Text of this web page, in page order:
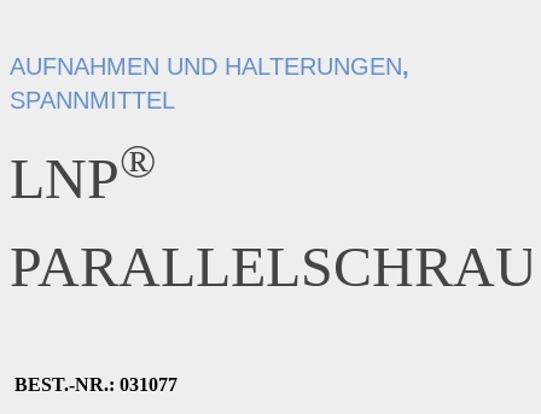
AUFNAHMEN UND HALTERUNGEN,
SPANNMITTEL
LNP®
BEST.-NR.: 031077